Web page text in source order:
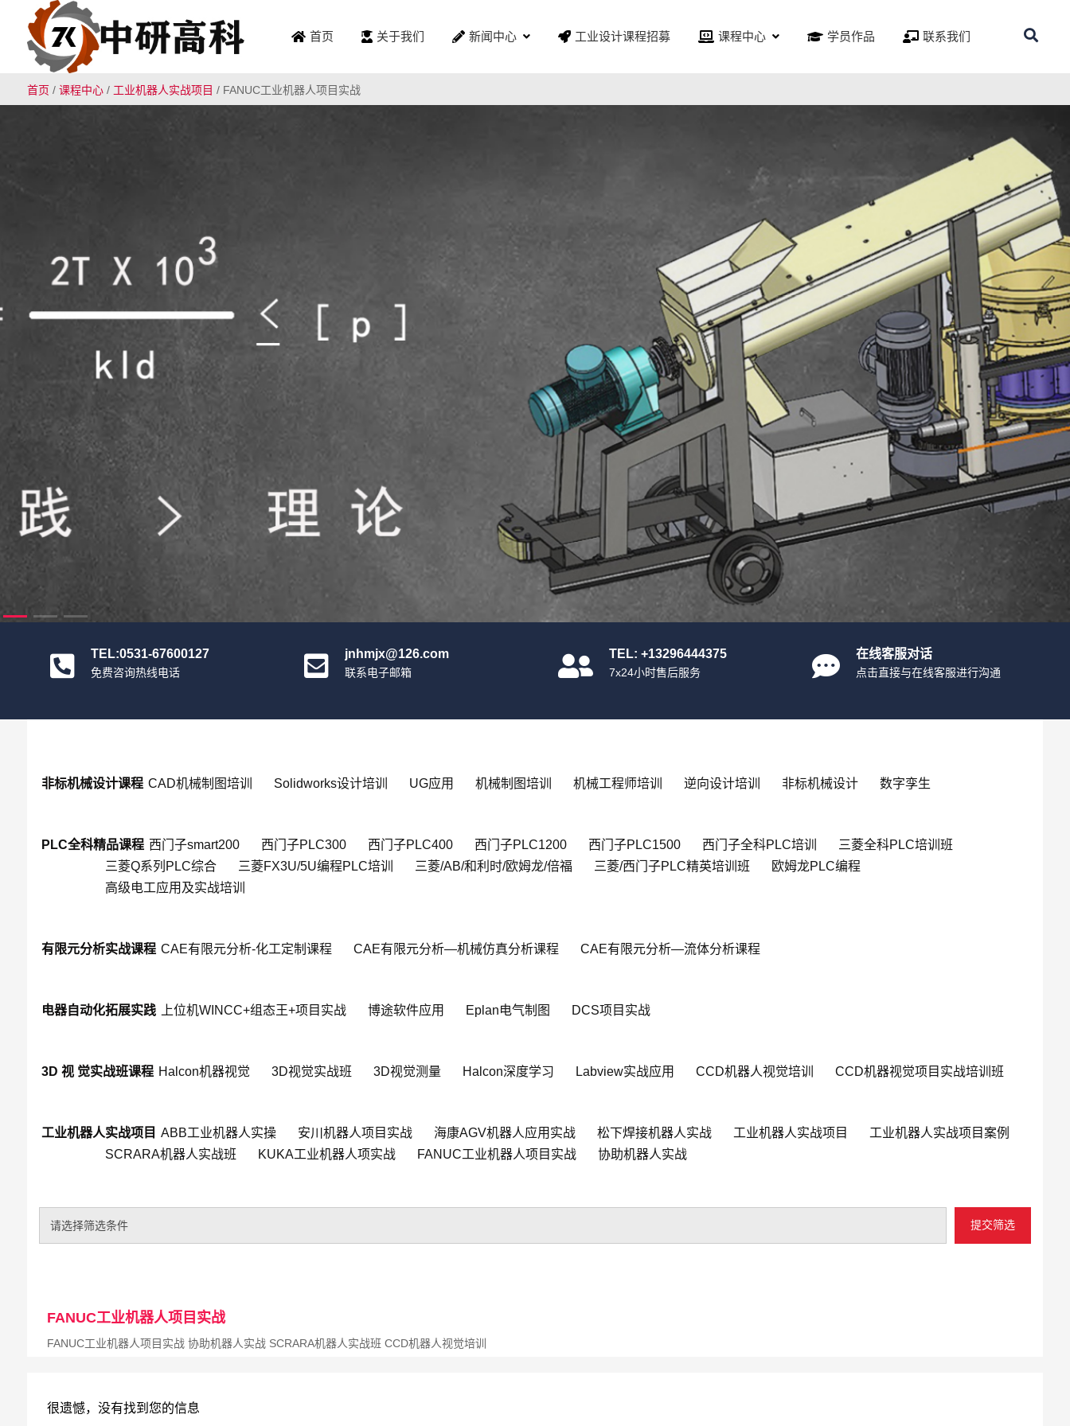
首页 关于我们 新闻中心 工业设计课程招募 课程中心 学员作品 联系我们
首页 / 课程中心/ 工业机器人实战项目 / FANUC工业机器人项目实战
TEL:0531-67600127
免费咨询热线电话
jnhmjx@126.com
联系电子邮箱
TEL: +13296444375
7x24小时售后服务
在线客服对话
点击直接与在线客服进行沟通
非标机械设计课程 CAD机械制图培训 Solidworks设计培训 UG应用 机械制图培训 机械工程师培训 逆向设计培训 非标机械设计 数字孪生
PLC全科精品课程 西门子smart200 西门子PLC300 西门子PLC400 西门子PLC1200 西门子PLC1500 西门子全科PLC培训
三菱全科PLC培训班
三菱Q系列PLC综合
三菱FX3U/5U编程PLC培训 三菱/AB/和利时/欧姆龙/倍福 三菱/西门子PLC精英培训班
欧姆龙PLC编程
高级电工应用及实战培训
有限元分析实战课程 CAE有限元分析-化工定制课程 CAE有限元分析—机械仿真分析课程 CAE有限元分析—流体分析课程
电器自动化拓展实践 上位机WINCC+组态王+项目实战 博途软件应用 Eplan电气制图 DCS项目实战
3D 视 觉实战班课程 Halcon机器视觉 3D视觉实战班 3D视觉测量 Halcon深度学习 Labview实战应用 CCD机器人视觉培训 CCD机器视觉项目实战培训班
工业机器人实战项目 ABB工业机器人实操 安川机器人项目实战 海康AGV机器人应用实战 松下焊接机器人实战 工业机器人实战项目
工业机器人实战项目案例
SCRARA机器人实战班
KUKA工业机器人项实战 FANUC工业机器人项目实战 协助机器人实战
请选择筛选条件 提交筛选
FANUC工业机器人项目实战
FANUC工业机器人项目实战 协助机器人实战 SCRARA机器人实战班 CCD机器人视觉培训
很遗憾，没有找到您的信息